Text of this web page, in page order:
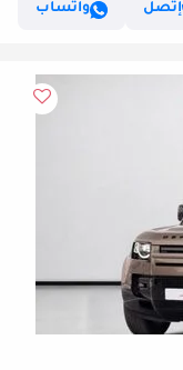
إتصل
واتساب